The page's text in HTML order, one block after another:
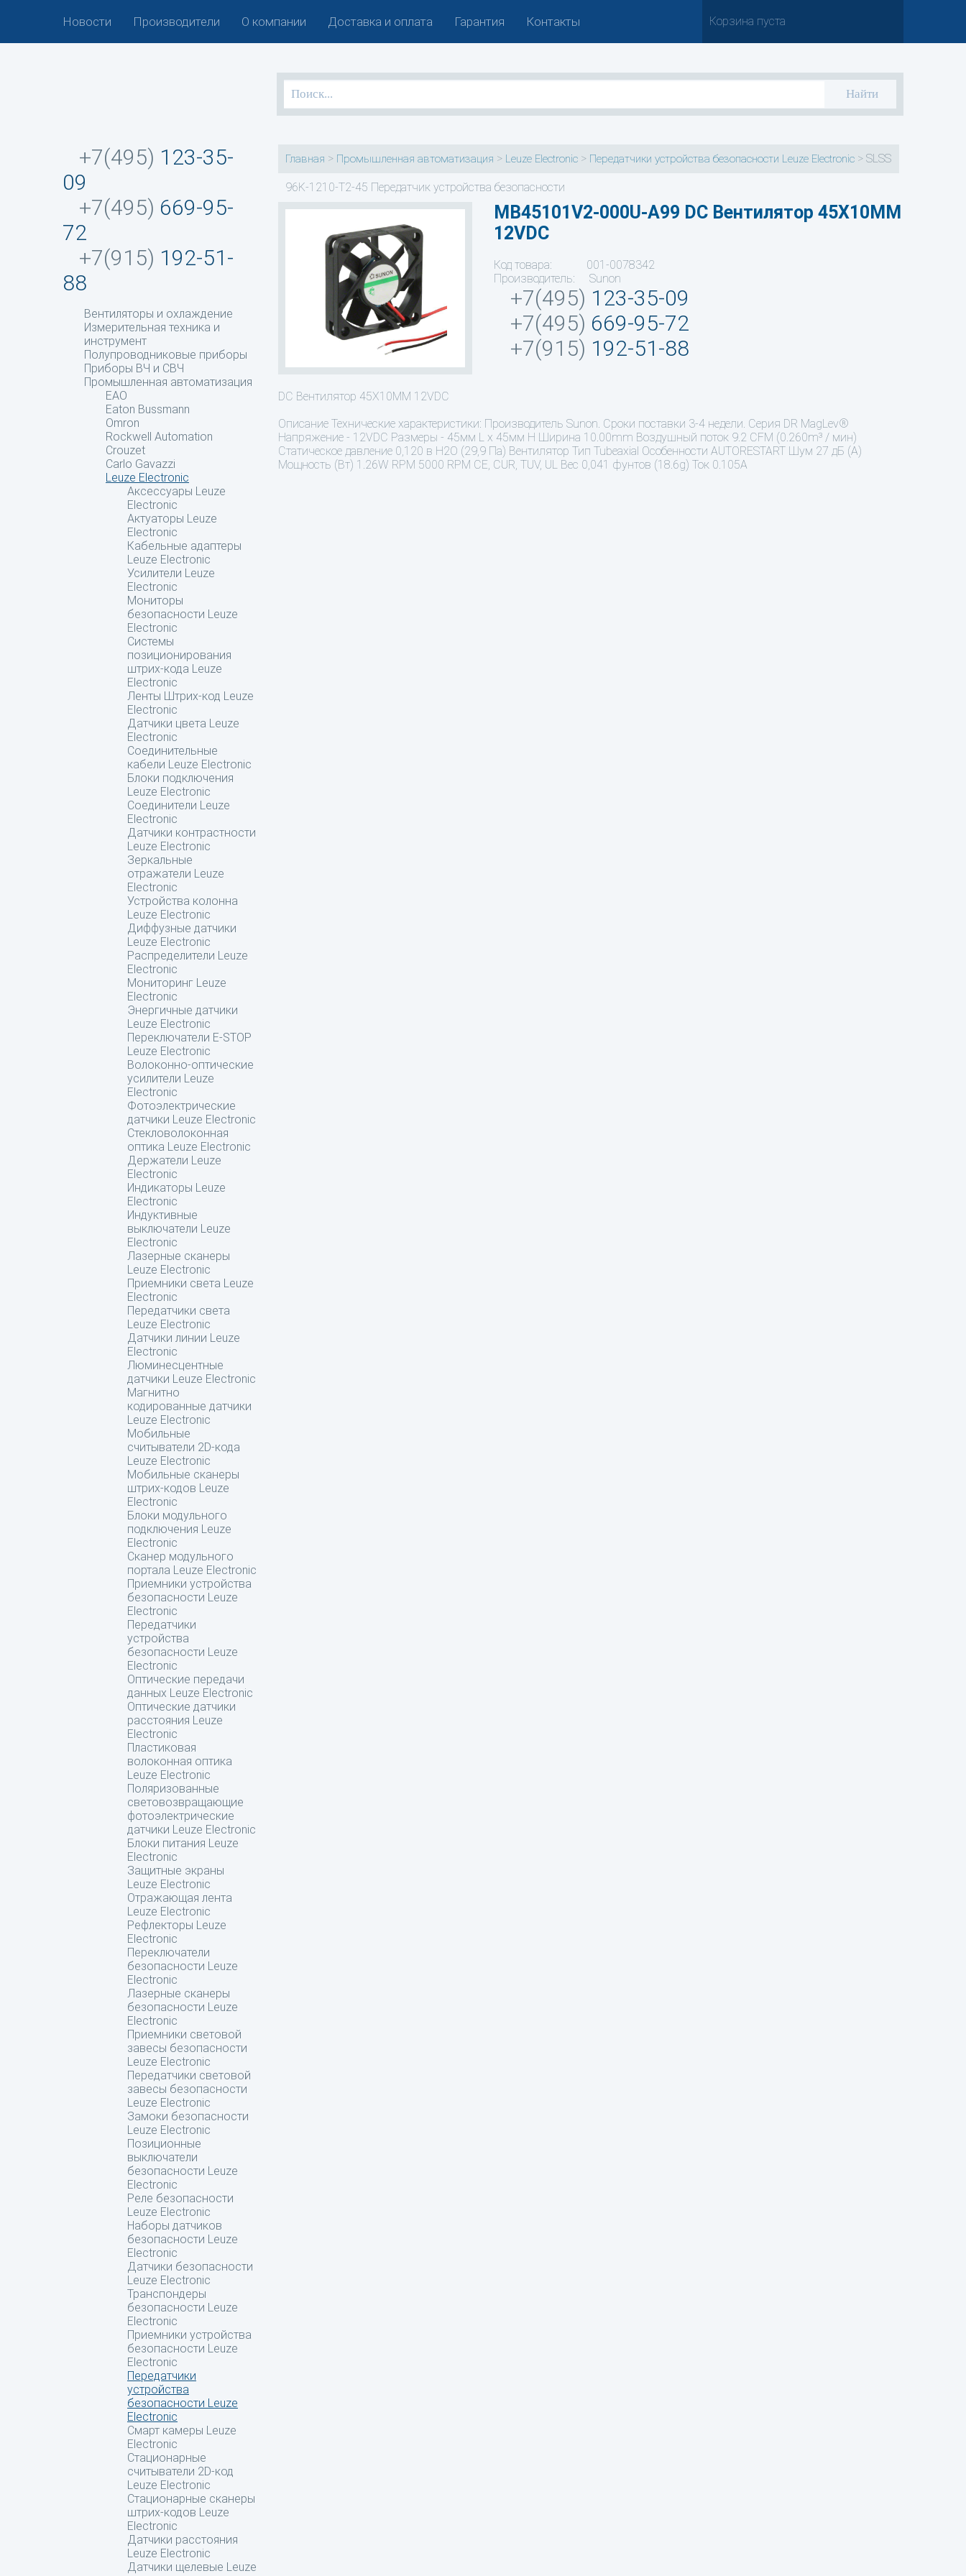
Новости Производители О компании Доставка и оплата Гарантия Контакты Корзина пуста
+7(495) 123-35-
09
+7(495) 669-95-
72
+7(915) 192-51-
88
Вентиляторы и охлаждение
Измерительная техника и
инструмент
Полупроводниковые приборы
Приборы ВЧ и СВЧ
Промышленная автоматизация
EAO
Eaton Bussmann
Omron
Rockwell Automation
Crouzet
Carlo Gavazzi
Leuze Electronic
Аксессуары Leuze
Electronic
Актуаторы Leuze
Electronic
Кабельные адаптеры
Leuze Electronic
Усилители Leuze
Electronic
Мониторы
безопасности Leuze
Electronic
Системы
позиционирования
штрих-кода Leuze
Electronic
Ленты Штрих-код Leuze
Electronic
Датчики цвета Leuze
Electronic
Соединительные
кабели Leuze Electronic
Блоки подключения
Leuze Electronic
Соединители Leuze
Electronic
Датчики контрастности
Leuze Electronic
Зеркальные
отражатели Leuze
Electronic
Устройства колонна
Leuze Electronic
Диффузные датчики
Leuze Electronic
Распределители Leuze
Electronic
Мониторинг Leuze
Electronic
Энергичные датчики
Leuze Electronic
Переключатели E-STOP
Leuze Electronic
Волоконно-оптические
усилители Leuze
Electronic
Фотоэлектрические
датчики Leuze Electronic
Стекловолоконная
оптика Leuze Electronic
Держатели Leuze
Electronic
Индикаторы Leuze
Electronic
Индуктивные
выключатели Leuze
Electronic
Лазерные сканеры
Leuze Electronic
Приемники света Leuze
Electronic
Передатчики света
Leuze Electronic
Датчики линии Leuze
Electronic
Люминесцентные
датчики Leuze Electronic
Магнитно
кодированные датчики
Leuze Electronic
Мобильные
считыватели 2D-кода
Leuze Electronic
Мобильные сканеры
штрих-кодов Leuze
Electronic
Блоки модульного
подключения Leuze
Electronic
Сканер модульного
портала Leuze Electronic
Приемники устройства
безопасности Leuze
Electronic
Передатчики
устройства
безопасности Leuze
Electronic
Оптические передачи
данных Leuze Electronic
Оптические датчики
расстояния Leuze
Electronic
Пластиковая
волоконная оптика
Leuze Electronic
Поляризованные
световозвращающие
фотоэлектрические
датчики Leuze Electronic
Блоки питания Leuze
Electronic
Защитные экраны
Leuze Electronic
Отражающая лента
Leuze Electronic
Рефлекторы Leuze
Electronic
Переключатели
безопасности Leuze
Electronic
Лазерные сканеры
безопасности Leuze
Electronic
Приемники световой
завесы безопасности
Leuze Electronic
Передатчики световой
завесы безопасности
Leuze Electronic
Замоки безопасности
Leuze Electronic
Позиционные
выключатели
безопасности Leuze
Electronic
Реле безопасности
Leuze Electronic
Наборы датчиков
безопасности Leuze
Electronic
Датчики безопасности
Leuze Electronic
Транспондеры
безопасности Leuze
Electronic
Приемники устройства
безопасности Leuze
Electronic
Передатчики
устройства
безопасности Leuze
Electronic
Смарт камеры Leuze
Electronic
Стационарные
считыватели 2D-код
Leuze Electronic
Стационарные сканеры
штрих-кодов Leuze
Electronic
Датчики расстояния
Leuze Electronic
Датчики щелевые Leuze
Главная > Промышленная автоматизация > Leuze Electronic > Передатчики устройства безопасности Leuze Electronic > SLSS
96K-1210-T2-45 Передатчик устройства безопасности
MB45101V2-000U-A99 DC Вентилятор 45X10MM
12VDC
Код товара: 001-0078342
Производитель: Sunon
+7(495) 123-35-09
+7(495) 669-95-72
+7(915) 192-51-88
DC Вентилятор 45X10MM 12VDC
Описание Технические характеристики: Производитель Sunon. Сроки поставки 3-4 недели. Серия DR MagLev®
Напряжение - 12VDC Размеры - 45мм L х 45мм H Ширина 10.00mm Воздушный поток 9.2 CFM (0.260m³ / мин)
Статическое давление 0,120 в H2O (29,9 Па) Вентилятор Тип Tubeaxial Особенности AUTORESTART Шум 27 дБ (А)
Мощность (Вт) 1.26W RPM 5000 RPM CE, CUR, TUV, UL Вес 0,041 фунтов (18.6g) Ток 0.105A